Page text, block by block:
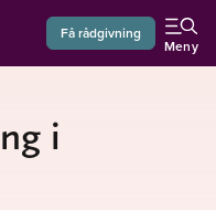
Få rådgivning
Meny
i